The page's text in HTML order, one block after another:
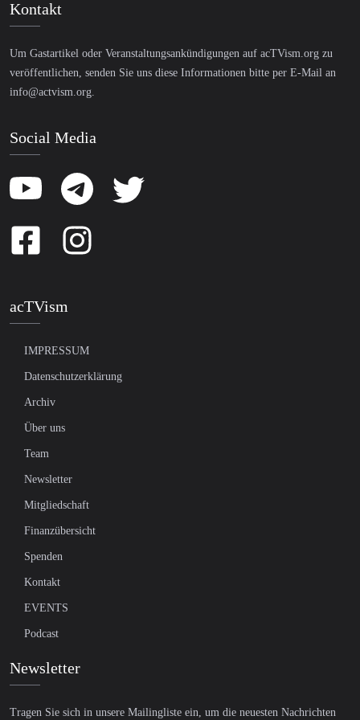
Kontakt
Um Gastartikel oder Veranstaltungsankündigungen auf acTVism.org zu
veröffentlichen, senden Sie uns diese Informationen bitte per E-Mail an
info@actvism.org.
Social Media
acTVism
IMPRESSUM
Datenschutzerklärung
Archiv
Über uns
Team
Newsletter
Mitgliedschaft
Finanzübersicht
Spenden
Kontakt
EVENTS
Podcast
Newsletter
Tragen Sie sich in unsere Mailingliste ein, um die neuesten Nachrichten